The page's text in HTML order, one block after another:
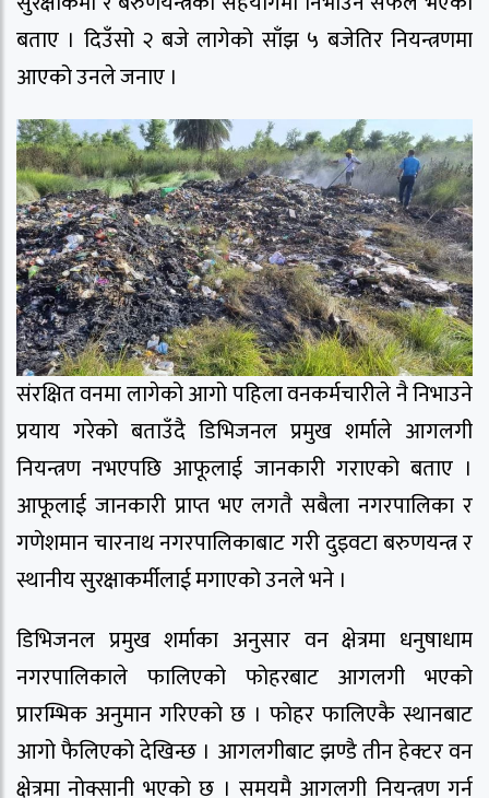
बताए । दिउँसो २ बजे लागेको साँझ ५ बजेतिर नियन्त्रणमा
आएको उनले जनाए ।
संरक्षित वनमा लागेको आगो पहिला वनकर्मचारीले नै निभाउने
प्रयाय गरेको बताउँदै डिभिजनल प्रमुख शर्माले आगलगी
नियन्त्रण नभएपछि आफूलाई जानकारी गराएको बताए ।
आफूलाई जानकारी प्राप्त भए लगतै सबैला नगरपालिका र
गणेशमान चारनाथ नगरपालिकाबाट गरी दुइवटा बरुणयन्त्र र
स्थानीय सुरक्षाकर्मीलाई मगाएको उनले भने ।
डिभिजनल प्रमुख शर्माका अनुसार वन क्षेत्रमा धनुषाधाम
नगरपालिकाले फालिएको फोहरबाट आगलगी भएको
प्रारम्भिक अनुमान गरिएको छ । फोहर फालिएकै स्थानबाट
आगो फैलिएको देखिन्छ । आगलगीबाट झण्डै तीन हेक्टर वन
क्षेत्रमा नोक्सानी भएको छ । समयमै आगलगी नियन्त्रण गर्न